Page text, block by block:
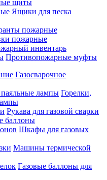
щиты
Ящики для песка
пожарные
пожарные
инвентарь
Противопожарные муфты
Газосварочное
Горелки,
Рукава для газовой сварки
баллоны
Шкафы для газовых
Машины термической
Газовые баллоны для